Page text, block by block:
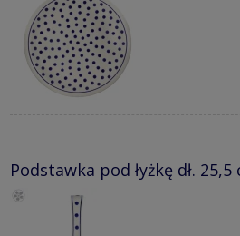
Podstawka pod łyżkę dł. 25,5